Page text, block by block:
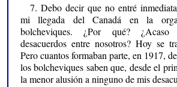
7. Debo decir que no entré
mi llegada del Canadá en la
bolcheviques. ¿Por qué? ¿Acaso
desacuerdos entre nosotros? Hoy se
Pero cuantos formaban parte, en 1917,
los bolcheviques saben que, desde el
la menor alusión a ninguno de mis